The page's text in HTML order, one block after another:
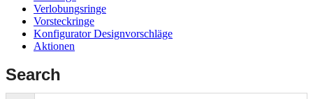
Verlobungsringe
Vorsteckringe
Konfigurator Designvorschläge
Aktionen
Search